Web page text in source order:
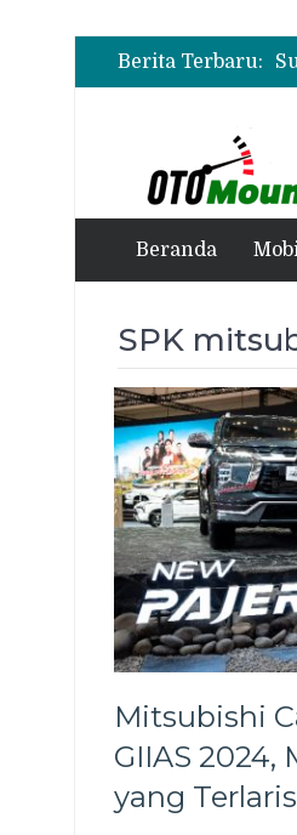
Berita Terbaru:
Beranda
SPK
Mitsubishi
GIIAS 2024,
yang Terlaris